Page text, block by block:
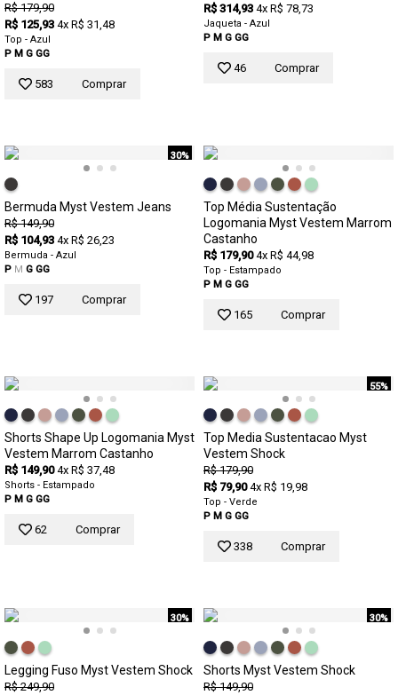
R$ 179,90
R$ 125,93 4x R$ 31,48
Top - Azul
P M G GG
583 Comprar
R$ 314,93 4x R$ 78,73
Jaqueta - Azul
P M G GG
46 Comprar
30%
Bermuda Myst Vestem Jeans
R$ 149,90
R$ 104,93 4x R$ 26,23
Bermuda - Azul
P M G GG
197 Comprar
Top Média Sustentação
Logomania Myst Vestem Marrom
Castanho
R$ 179,90 4x R$ 44,98
Top - Estampado
P M G GG
165 Comprar
Shorts Shape Up Logomania Myst
Vestem Marrom Castanho
R$ 149,90 4x R$ 37,48
Shorts - Estampado
P M G GG
62 Comprar
55%
Top Media Sustentacao Myst
Vestem Shock
R$ 179,90
R$ 79,90 4x R$ 19,98
Top - Verde
P M G GG
338 Comprar
30%
Legging Fuso Myst Vestem Shock
R$ 249,90
30%
Shorts Myst Vestem Shock
R$ 149,90